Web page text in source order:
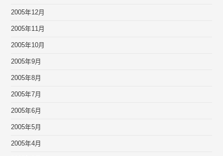
2005年12月
2005年11月
2005年10月
2005年9月
2005年8月
2005年7月
2005年6月
2005年5月
2005年4月